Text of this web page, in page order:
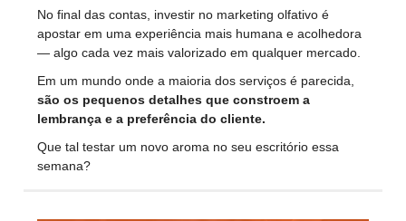
No final das contas, investir no marketing olfativo é
apostar em uma experiência mais humana e acolhedora
— algo cada vez mais valorizado em qualquer mercado.
Em um mundo onde a maioria dos serviços é parecida,
são os pequenos detalhes que constroem a
lembrança e a preferência do cliente.
Que tal testar um novo aroma no seu escritório essa
semana?